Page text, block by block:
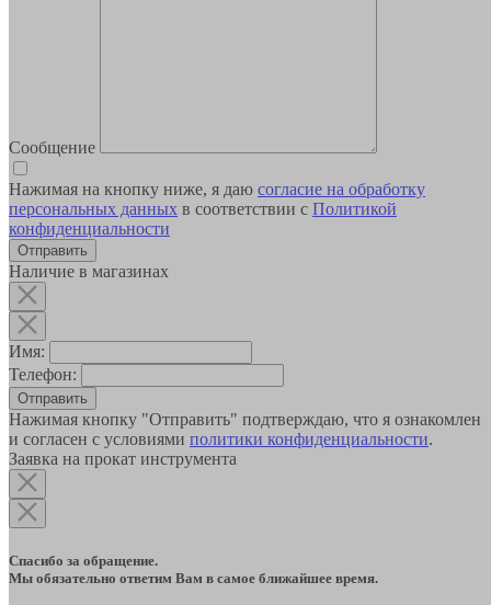
Сообщение
Нажимая на кнопку ниже, я даю согласие на обработку
персональных данных в соответствии с Политикой
конфиденциальности
Наличие в магазинах
Имя:
Телефон:
Отправить
Нажимая кнопку "Отправить" подтверждаю, что я ознакомлен
и согласен с условиями политики конфиденциальности.
Заявка на прокат инструмента
Спасибо за обращение.
Мы обязательно ответим Вам в самое ближайшее время.